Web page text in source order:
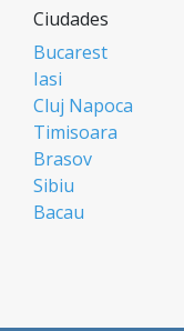
Ciudades
Bucarest
Iasi
Cluj Napoca
Timisoara
Brasov
Sibiu
Bacau